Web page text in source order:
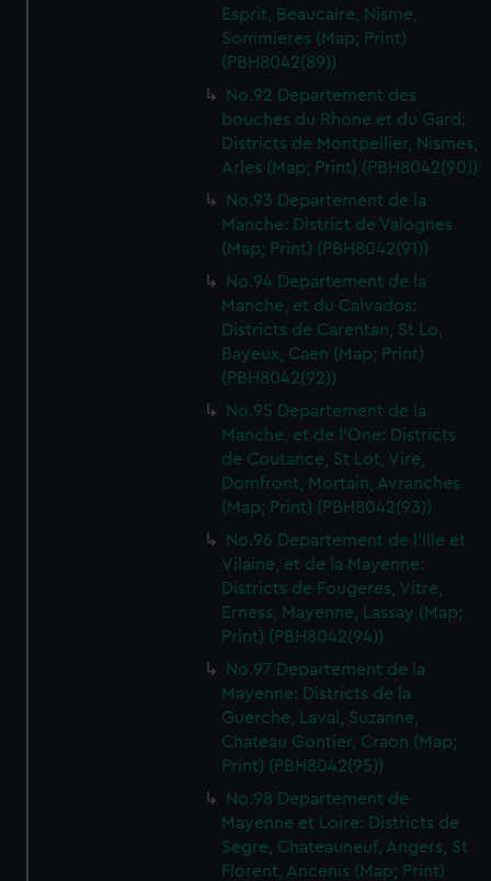
Esprit, Beaucaire, Nisme,
Sommieres (Map; Print)
(PBH8042(89))
No.92 Departement des
bouches du Rhone et du Gard:
Districts de Montpellier, Nismes,
Arles (Map; Print) (PBH8042(90))
No.93 Departement de la
Manche: District de Valognes
(Map; Print) (PBH8042(91))
No.94 Departement de la
Manche, et du Calvados:
Districts de Carentan, St Lo,
Bayeux, Caen (Map; Print)
(PBH8042(92))
No.95 Departement de la
Manche, et de l'One: Districts
de Coutance, St Lot, Vire,
Domfront, Mortain, Avranches
(Map; Print) (PBH8042(93))
No.96 Departement de l'Ille et
Vilaine, et de la Mayenne:
Districts de Fougeres, Vitre,
Erness, Mayenne, Lassay (Map;
Print) (PBH8042(94))
No.97 Departement de la
Mayenne: Districts de la
Guerche, Laval, Suzanne,
Chateau Gontier, Craon (Map;
Print) (PBH8042(95))
No.98 Departement de
Mayenne et Loire: Districts de
Segre, Chateauneuf, Angers, St
Florent, Ancenis (Map; Print)